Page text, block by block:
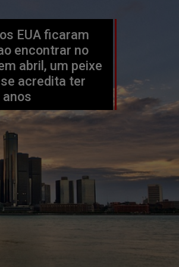
EUA ficaram
encontrar no
abril, um peixe
acredita ter
anos